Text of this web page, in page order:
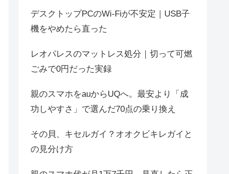
デスクトップPCのWi-Fiが不安定｜USB子
機をやめたら直った
レオパレスのマットレス処分｜切って可燃
ごみで0円だった実録
親のスマホをauからUQへ。最安より「成
功しやすさ」で選んだ70点の乗り換え
その貝、キセルガイ？オオクビキレガイと
の見分け方